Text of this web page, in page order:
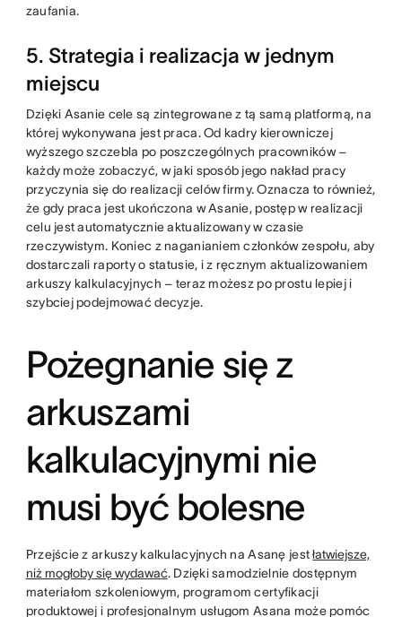
zaufania.
5. Strategia i realizacja w jednym
miejscu
Dzięki Asanie cele są zintegrowane z tą samą platformą, na
której wykonywana jest praca. Od kadry kierowniczej
wyższego szczebla po poszczególnych pracowników –
każdy może zobaczyć, w jaki sposób jego nakład pracy
przyczynia się do realizacji celów firmy. Oznacza to również,
że gdy praca jest ukończona w Asanie, postęp w realizacji
celu jest automatycznie aktualizowany w czasie
rzeczywistym. Koniec z naganianiem członków zespołu, aby
dostarczali raporty o statusie, i z ręcznym aktualizowaniem
arkuszy kalkulacyjnych – teraz możesz po prostu lepiej i
szybciej podejmować decyzje.
Pożegnanie się z
arkuszami
kalkulacyjnymi nie
musi być bolesne
Przejście z arkuszy kalkulacyjnych na Asanę jestłatwiejsze,
niż mogłoby się wydawać. Dzięki samodzielnie dostępnym
materiałom szkoleniowym, programom certyfikacji
produktowej i profesjonalnym usługom Asana może pomóc